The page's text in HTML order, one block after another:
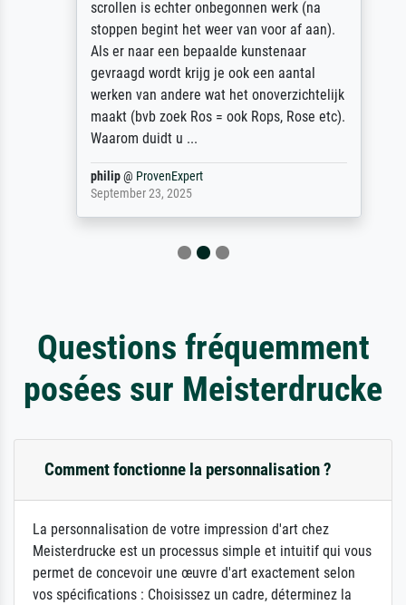
scrollen is echter onbegonnen werk (na
stoppen begint het weer van voor af aan).
Als er naar een bepaalde kunstenaar
gevraagd wordt krijg je ook een aantal
werken van andere wat het onoverzichtelijk
maakt (bvb zoek Ros = ook Rops, Rose etc).
Waarom duidt u ...
philip@ProvenExpert
September 23, 2025
Questions fréquemment
posées sur Meisterdrucke
Comment fonctionne la personnalisation ?
La personnalisation de votre impression d'art chez
Meisterdrucke est un processus simple et intuitif qui vous
permet de concevoir une œuvre d'art exactement selon
vos spécifications : Choisissez un cadre, déterminez la